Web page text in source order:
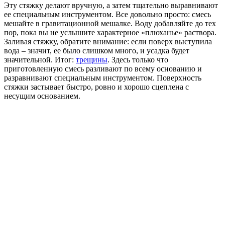
Эту стяжку делают вручную, а затем тщательно выравнивают
ее специальным инструментом. Все довольно просто: смесь
мешайте в гравитационной мешалке. Воду добавляйте до тех
пор, пока вы не услышите характерное «плюханье» раствора.
Заливая стяжку, обратите внимание: если поверх выступила
вода – значит, ее было слишком много, и усадка будет
значительной. Итог: трещины. Здесь только что
приготовленную смесь разливают по всему основанию и
разравнивают специальным инструментом. Поверхность
стяжки застывает быстро, ровно и хорошо сцеплена с
несущим основанием.